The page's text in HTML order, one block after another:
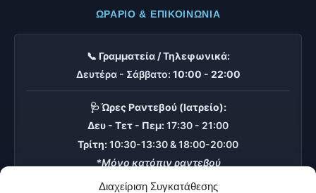
Διαχείριση Συγκατάθεσης
ΩΡΆΡΙΟ & ΕΠΙΚΟΙΝΩΝΊΑ
📞 Γραμματεία / Τηλεφωνικά:
Δευτέρα - Σάββατο: 10:00 - 22:00
🩺 Ώρες Ραντεβού (Ιατρείο):
Δευ - Τετ - Πεμ:17:30 - 21:00
Τρίτη:10:30-13:30 & 18:00-20:00
*Μόνο κατόπιν ραντεβού